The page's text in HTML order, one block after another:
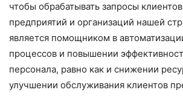
чтобы обрабатывать запросы
предприятий и организаций нашей
является помощником в
процессов и повышении
персонала, равно как и снижении
улучшении обслуживания клиентов